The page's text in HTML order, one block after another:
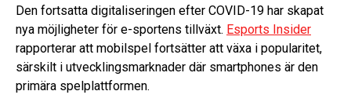
Den fortsatta digitaliseringen efter COVID-19 har skapat
nya möjligheter för e-sportens tillväxt. Esports Insider
rapporterar att mobilspel fortsätter att växa i popularitet,
särskilt i utvecklingsmarknader där smartphones är den
primära spelplattformen.